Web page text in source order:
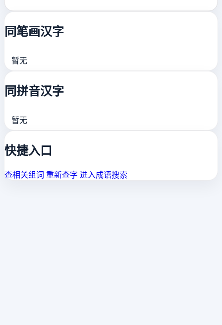
同笔画汉字
暂无
同拼音汉字
暂无
快捷入口
查相关组词 重新查字 进入成语搜索